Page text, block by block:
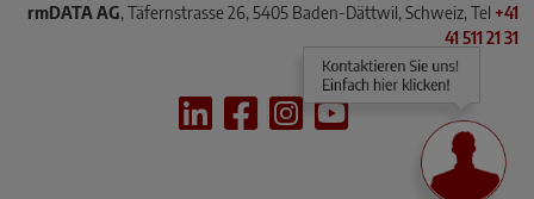
rmDATA AG, Täfernstrasse 26, 5405 Baden-Dättwil, Schweiz, Tel +41
41 511 21 31